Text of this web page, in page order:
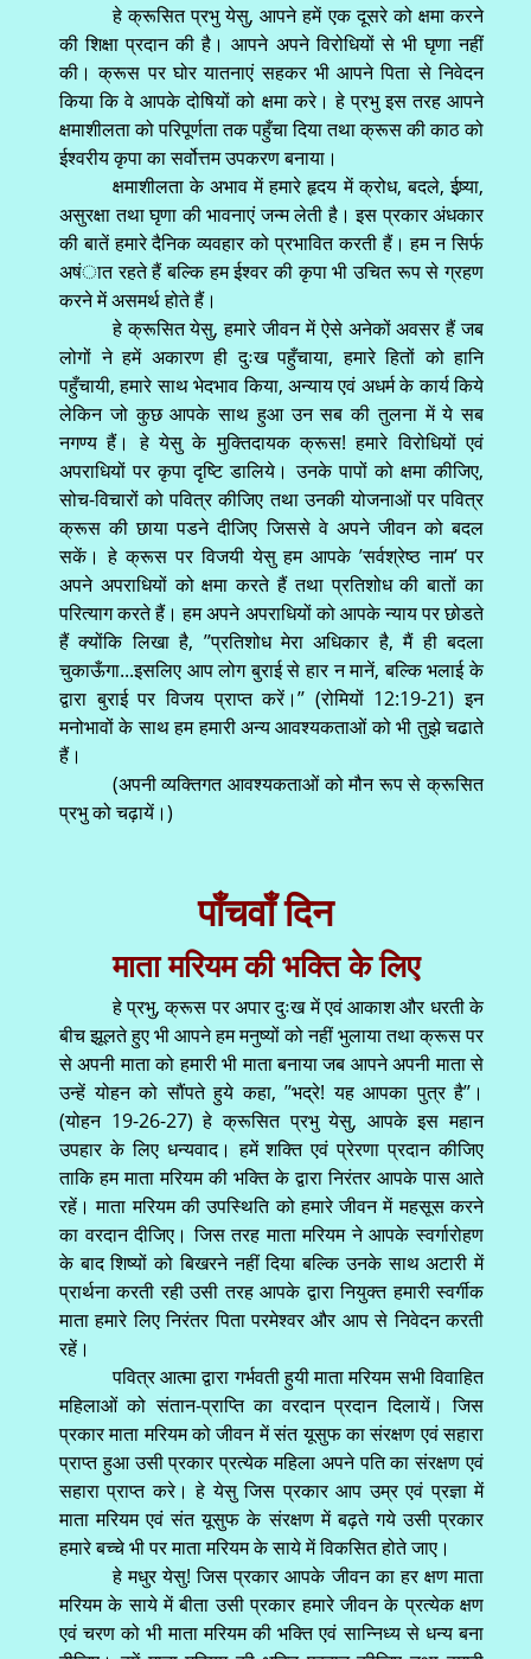
हे क्रूसित प्रभु येसु, आपने हमें एक दूसरे को क्षमा करने
की शिक्षा प्रदान की है। आपने अपने विरोधियों से भी घृणा नहीं
की। क्रूस पर घोर यातनाएं सहकर भी आपने पिता से निवेदन
किया कि वे आपके दोषियों को क्षमा करे। हे प्रभु इस तरह आपने
क्षमाशीलता को परिपूर्णता तक पहुँचा दिया तथा क्रूस की काठ को
ईश्वरीय कृपा का सर्वोत्तम उपकरण बनाया।
क्षमाशीलता के अभाव में हमारे हृदय में क्रोध, बदले, ईष्र्या,
असुरक्षा तथा घृणा की भावनाएं जन्म लेती है। इस प्रकार अंधकार
की बातें हमारे दैनिक व्यवहार को प्रभावित करती हैं। हम न सिर्फ
अषंात रहते हैं बल्कि हम ईश्वर की कृपा भी उचित रूप से ग्रहण
करने में असमर्थ होते हैं।
हे क्रूसित येसु, हमारे जीवन में ऐसे अनेकों अवसर हैं जब
लोगों ने हमें अकारण ही दुःख पहुँचाया, हमारे हितों को हानि
पहुँचायी, हमारे साथ भेदभाव किया, अन्याय एवं अधर्म के कार्य किये
लेकिन जो कुछ आपके साथ हुआ उन सब की तुलना में ये सब
नगण्य हैं। हे येसु के मुक्तिदायक क्रूस! हमारे विरोधियों एवं
अपराधियों पर कृपा दृष्टि डालिये। उनके पापों को क्षमा कीजिए,
सोच-विचारों को पवित्र कीजिए तथा उनकी योजनाओं पर पवित्र
क्रूस की छाया पडने दीजिए जिससे वे अपने जीवन को बदल
सकें। हे क्रूस पर विजयी येसु हम आपके ’सर्वश्रेष्ठ नाम’ पर
अपने अपराधियों को क्षमा करते हैं तथा प्रतिशोध की बातों का
परित्याग करते हैं। हम अपने अपराधियों को आपके न्याय पर छोडते
हैं क्योंकि लिखा है, ’’प्रतिशोध मेरा अधिकार है, मैं ही बदला
चुकाऊँगा...इसलिए आप लोग बुराई से हार न मानें, बल्कि भलाई के
द्वारा बुराई पर विजय प्राप्त करें।’’ (रोमियों 12:19-21) इन
मनोभावों के साथ हम हमारी अन्य आवश्यकताओं को भी तुझे चढाते
हैं।
(अपनी व्यक्तिगत आवश्यकताओं को मौन रूप से क्रूसित
प्रभु को चढ़ायें।)
पाँचवाँ दिन
माता मरियम की भक्ति के लिए
हे प्रभु, क्रूस पर अपार दुःख में एवं आकाश और धरती के
बीच झूलते हुए भी आपने हम मनुष्यों को नहीं भुलाया तथा क्रूस पर
से अपनी माता को हमारी भी माता बनाया जब आपने अपनी माता से
उन्हें योहन को सौंपते हुये कहा, ’’भद्रे! यह आपका पुत्र है’’।
(योहन 19-26-27) हे क्रूसित प्रभु येसु, आपके इस महान
उपहार के लिए धन्यवाद। हमें शक्ति एवं प्रेरणा प्रदान कीजिए
ताकि हम माता मरियम की भक्ति के द्वारा निरंतर आपके पास आते
रहें। माता मरियम की उपस्थिति को हमारे जीवन में महसूस करने
का वरदान दीजिए। जिस तरह माता मरियम ने आपके स्वर्गारोहण
के बाद शिष्यों को बिखरने नहीं दिया बल्कि उनके साथ अटारी में
प्रार्थना करती रही उसी तरह आपके द्वारा नियुक्त हमारी स्वर्गीक
माता हमारे लिए निरंतर पिता परमेश्वर और आप से निवेदन करती
रहें।
पवित्र आत्मा द्वारा गर्भवती हुयी माता मरियम सभी विवाहित
महिलाओं को संतान-प्राप्ति का वरदान प्रदान दिलायें। जिस
प्रकार माता मरियम को जीवन में संत यूसुफ का संरक्षण एवं सहारा
प्राप्त हुआ उसी प्रकार प्रत्येक महिला अपने पति का संरक्षण एवं
सहारा प्राप्त करे। हे येसु जिस प्रकार आप उम्र एवं प्रज्ञा में
माता मरियम एवं संत यूसुफ के संरक्षण में बढ़ते गये उसी प्रकार
हमारे बच्चे भी पर माता मरियम के साये में विकसित होते जाए।
हे मधुर येसु! जिस प्रकार आपके जीवन का हर क्षण माता
मरियम के साये में बीता उसी प्रकार हमारे जीवन के प्रत्येक क्षण
एवं चरण को भी माता मरियम की भक्ति एवं सान्निध्य से धन्य बना